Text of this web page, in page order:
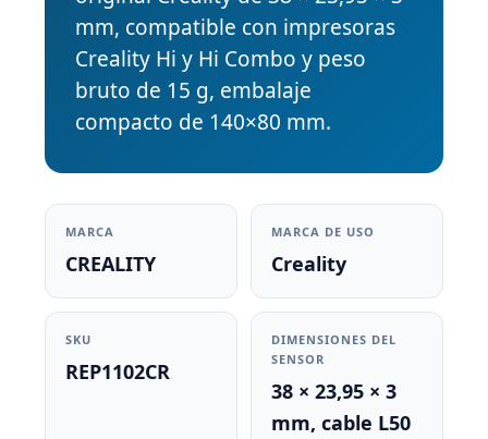
mm, compatible con impresoras
Creality Hi y Hi Combo y peso
bruto de 15 g, embalaje
compacto de 140×80 mm.
MARCA
CREALITY
MARCA DE USO
Creality
SKU
REP1102CR
DIMENSIONES DEL
SENSOR
38 × 23,95 × 3
mm, cable L50